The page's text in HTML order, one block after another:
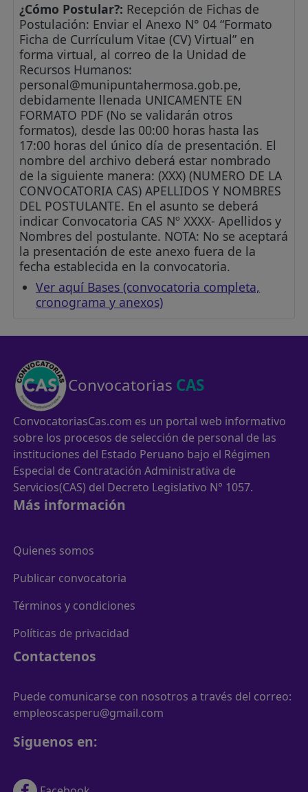
¿Cómo Postular?: Recepción de Fichas de
Postulación: Enviar el Anexo N° 04 “Formato
Ficha de Currículum Vitae (CV) Virtual” en
forma virtual, al correo de la Unidad de
Recursos Humanos:
personal@munipuntahermosa.gob.pe,
debidamente llenada UNICAMENTE EN
FORMATO PDF (No se validarán otros
formatos), desde las 00:00 horas hasta las
17:00 horas del único día de presentación. El
nombre del archivo deberá estar nombrado
de la siguiente manera: (XXX) (NUMERO DE LA
CONVOCATORIA CAS) APELLIDOS Y NOMBRES
DEL POSTULANTE. En el asunto se deberá
indicar Convocatoria CAS Nº XXXX- Apellidos y
Nombres del postulante. NOTA: No se aceptará
la presentación de este anexo fuera de la
fecha establecida en la convocatoria.
Ver aquí Bases (convocatoria completa,
cronograma y anexos)
Convocatorias CAS
ConvocatoriasCas.com es un portal web informativo
sobre los procesos de selección de personal de las
instituciones del Estado Peruano bajo el Régimen
Especial de Contratación Administrativa de
Servicios(CAS) del Decreto Legislativo N° 1057.
Más información
Quienes somos
Publicar convocatoria
Términos y condiciones
Políticas de privacidad
Contactenos
Puede comunicarse con nosotros a través del correo:
empleoscasperu@gmail.com
Siguenos en: